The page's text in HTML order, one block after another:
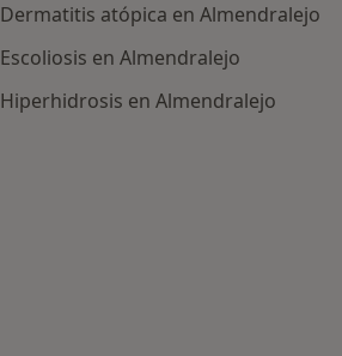
Dermatitis atópica en Almendralejo
Escoliosis en Almendralejo
Hiperhidrosis en Almendralejo